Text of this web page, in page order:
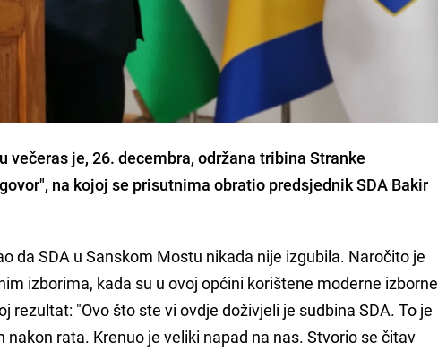
večeras je, 26. decembra, održana tribina Stranke
na kojoj se prisutnima obratio predsjednik SDA Bakir
da SDA u Sanskom Mostu nikada nije izgubila. Naročito je
izborima, kada su u ovoj općini korištene moderne izborne
rezultat: "Ovo što ste vi ovdje doživjeli je sudbina SDA. To je
nakon rata. Krenuo je veliki napad na nas. Stvorio se čitav